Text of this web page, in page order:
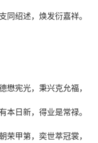
同绍述，焕发衍嘉祥。
懋宪光，秉兴克允福，
本日新，得业是常禄。
荣甲第，奕世萃冠裳，